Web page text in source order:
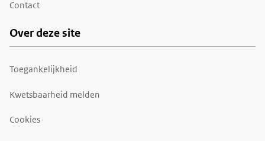
Contact
Over deze site
Toegankelijkheid
Kwetsbaarheid melden
Cookies